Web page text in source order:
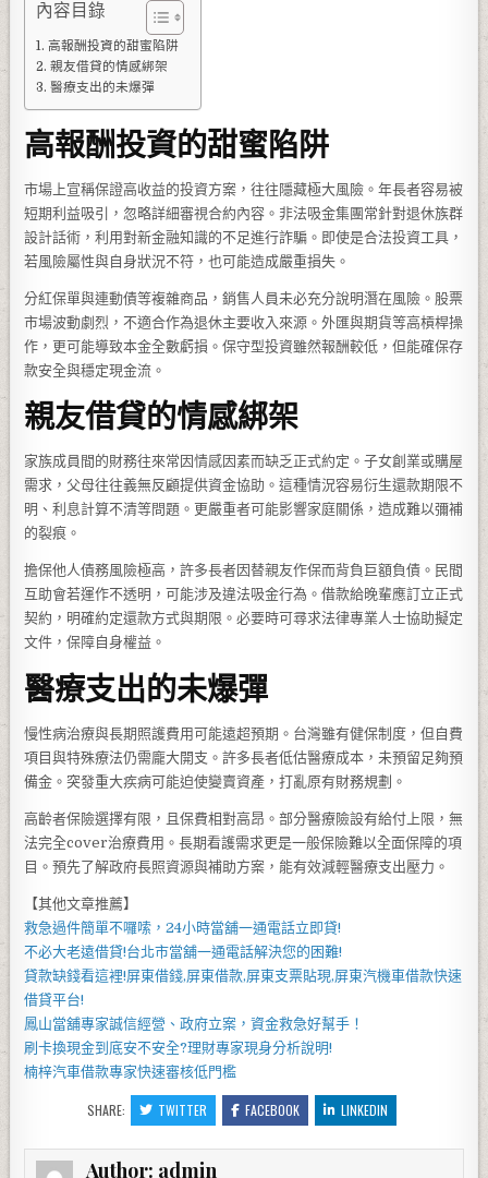
內容目錄
高報酬投資的甜蜜陷阱
親友借貸的情感綁架
醫療支出的未爆彈
高報酬投資的甜蜜陷阱
市場上宣稱保證高收益的投資方案，往往隱藏極大風險。年長者容易被
短期利益吸引，忽略詳細審視合約內容。非法吸金集團常針對退休族群
設計話術，利用對新金融知識的不足進行詐騙。即使是合法投資工具，
若風險屬性與自身狀況不符，也可能造成嚴重損失。
分紅保單與連動債等複雜商品，銷售人員未必充分說明潛在風險。股票
市場波動劇烈，不適合作為退休主要收入來源。外匯與期貨等高槓桿操
作，更可能導致本金全數虧損。保守型投資雖然報酬較低，但能確保存
款安全與穩定現金流。
親友借貸的情感綁架
家族成員間的財務往來常因情感因素而缺乏正式約定。子女創業或購屋
需求，父母往往義無反顧提供資金協助。這種情況容易衍生還款期限不
明、利息計算不清等問題。更嚴重者可能影響家庭關係，造成難以彌補
的裂痕。
擔保他人債務風險極高，許多長者因替親友作保而背負巨額負債。民間
互助會若運作不透明，可能涉及違法吸金行為。借款給晚輩應訂立正式
契約，明確約定還款方式與期限。必要時可尋求法律專業人士協助擬定
文件，保障自身權益。
醫療支出的未爆彈
慢性病治療與長期照護費用可能遠超預期。台灣雖有健保制度，但自費
項目與特殊療法仍需龐大開支。許多長者低估醫療成本，未預留足夠預
備金。突發重大疾病可能迫使變賣資產，打亂原有財務規劃。
高齡者保險選擇有限，且保費相對高昂。部分醫療險設有給付上限，無
法完全cover治療費用。長期看護需求更是一般保險難以全面保障的項
目。預先了解政府長照資源與補助方案，能有效減輕醫療支出壓力。
【其他文章推薦】
救急過件簡單不囉嗦，24小時當舖一通電話立即貸!
不必大老遠借貸!台北市當舖一通電話解決您的困難!
貸款缺錢看這裡!屏東借錢,屏東借款,屏東支票貼現,屏東汽機車借款快速
借貸平台!
鳳山當舖專家誠信經營、政府立案，資金救急好幫手！
刷卡換現金到底安不安全?理財專家現身分析說明!
楠梓汽車借款專家快速審核低門檻
SHARE: TWITTER FACEBOOK LINKEDIN
Author: admin